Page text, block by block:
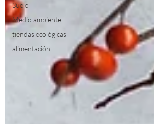
Suelo
Medio ambiente
tiendas ecológicas
alimentación